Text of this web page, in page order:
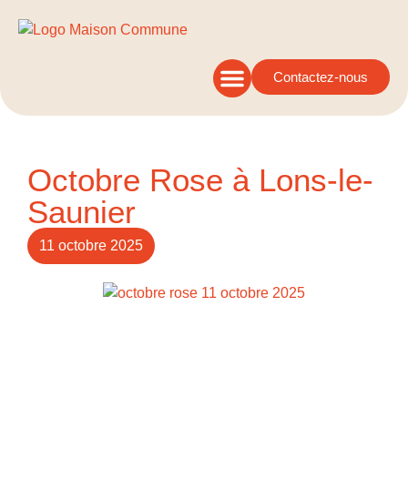
Contactez-nous
11 octobre 2025
Octobre Rose à Lons-le-
Saunier